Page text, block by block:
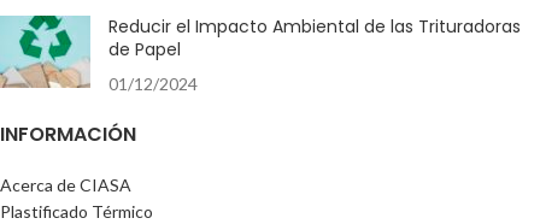
Reducir el Impacto Ambiental de las Trituradoras
de Papel
01/12/2024
INFORMACIÓN
Acerca de CIASA
Plastificado Térmico